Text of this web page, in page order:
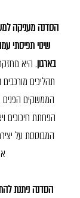
הסדנה מעניקה
שינוי תפיסתי
בארגון. היא
תהליכים
הממשקים הפנים
הפחתת חיכוכים
המבוססת על
הסדנה ניתנת